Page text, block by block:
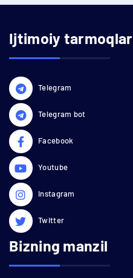
Ijtimoiy tarmoqlar
Telegram
Telegram bot
Facebook
Youtube
Instagram
Twitter
Bizning manzil